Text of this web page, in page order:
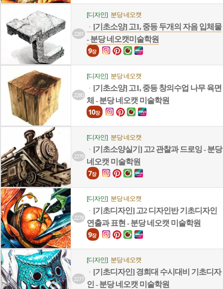
2281
[디자인] 분당 네오캣
ㆍ [기초소양] 고1, 중등 두개의 자음 입체물
- 분당 네오캣미술학원
9장
2280
[디자인] 분당 네오캣
ㆍ [기초소양] 고1, 중등 창의수업 나무 육면
체 - 분당 네오캣 미술학원
10장
2279
[디자인] 분당 네오캣
ㆍ [기초소양실기] 고2 관찰과 드로잉 - 분당
네오캣 미술학원
7장
2278
[디자인] 분당 네오캣
ㆍ [기초디자인] 고2 디자인반 기초디자인
연출과 표현 - 분당 네오캣 미술학원
9장
2277
[디자인] 분당 네오캣
ㆍ [기초디자인] 경희대 수시대비 기초디자
인 - 분당 네오캣 미술학원